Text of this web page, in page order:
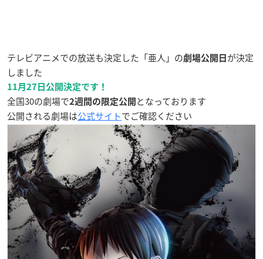
テレビアニメでの放送も決定した「亜人」の劇場公開日 が決定
しました
11月27日公開決定です！
全国30の劇場で2週間の限定公開 となっております
公開される劇場は公式サイトでご確認ください